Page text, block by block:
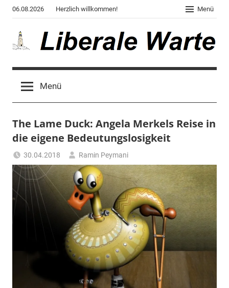
Zum
Inhalt
springen
06.08.2026 Herzlich willkommen! Menü
Liberale
Warte
des
"Corona,
Klima,
Gendergaga",
"2020",
"Weltchaos",
"Chronik
des
Untergangs",
Deutschland"
Menü
The Lame Duck: Angela Merkels Reise in
die eigene Bedeutungslosigkeit
30.04.2018
Ramin Peymani
Tagesthema